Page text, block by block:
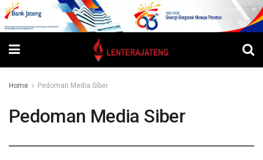
Home Pedoman Media Siber
Pedoman Media Siber